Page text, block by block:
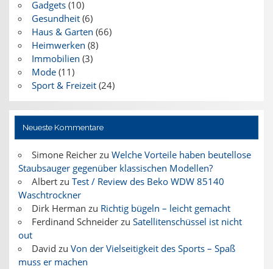
Gadgets(10)
Gesundheit(6)
Haus & Garten (66)
Heimwerken (8)
Immobilien (3)
Mode(11)
Sport & Freizeit(24)
Neueste Kommentare
Simone Reicherzu Welche Vorteile haben beutellose
Staubsauger gegenüber klassischen Modellen?
Albertzu Test / Review des Beko WDW 85140
Waschtrockner
Dirk Herman zu Richtig bügeln – leicht gemacht
Ferdinand Schneiderzu Satellitenschüssel ist nicht
out
David zu Von der Vielseitigkeit des Sports – Spaß
muss er machen